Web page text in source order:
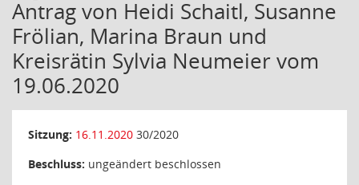
Antrag von Heidi Schaitl, Susanne
Frölian, Marina Braun und
Kreisrätin Sylvia Neumeier vom
19.06.2020
Sitzung: 16.11.2020 30/2020
Beschluss: ungeändert beschlossen